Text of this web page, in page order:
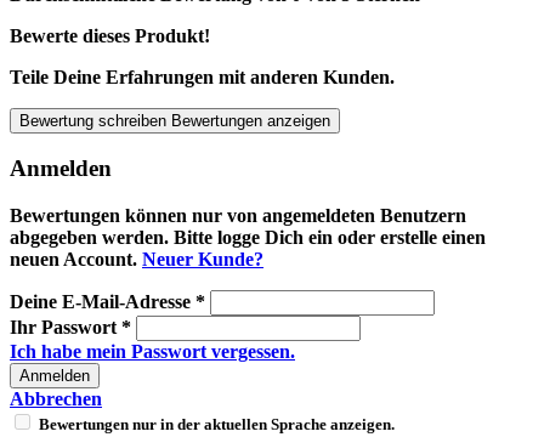
Bewerte dieses Produkt!
Teile Deine Erfahrungen mit anderen Kunden.
Bewertung schreiben Bewertungen anzeigen
Anmelden
Bewertungen können nur von angemeldeten Benutzern
abgegeben werden. Bitte logge Dich ein oder erstelle einen
neuen Account. Neuer Kunde?
Deine E-Mail-Adresse *
Ihr Passwort *
Ich habe mein Passwort vergessen.
Anmelden
Abbrechen
Bewertungen nur in der aktuellen Sprache anzeigen.